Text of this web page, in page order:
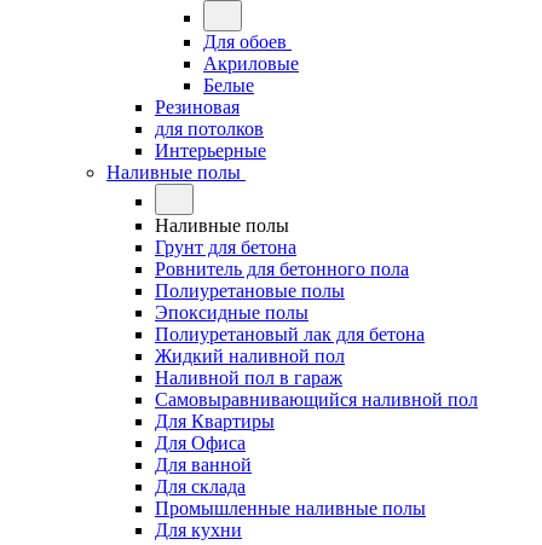
Для обоев
Акриловые
Белые
Резиновая
для потолков
Интерьерные
Наливные полы
Наливные полы
Грунт для бетона
Ровнитель для бетонного пола
Полиуретановые полы
Эпоксидные полы
Полиуретановый лак для бетона
Жидкий наливной пол
Наливной пол в гараж
Самовыравнивающийся наливной пол
Для Квартиры
Для Офиса
Для ванной
Для склада
Промышленные наливные полы
Для кухни